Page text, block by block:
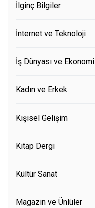
İlginç Bilgiler
İnternet ve Teknoloji
İş Dünyası ve Ekonomi
Kadın ve Erkek
Kişisel Gelişim
Kitap Dergi
Kültür Sanat
Magazin ve Ünlüler